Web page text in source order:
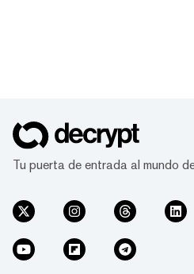
Tu puerta de entrada al mundo